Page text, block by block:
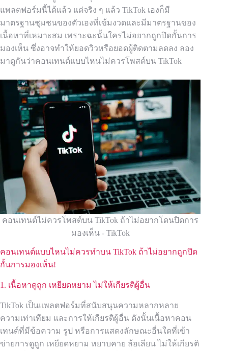
แพลตฟอร์มนี้ได้แล้ว แต่จริง ๆ แล้ว TikTok เองก็มี
มาตรฐานชุมชนของตัวเองที่เข้มงวดและมีมาตรฐานของ
เนื้อหาที่เหมาะสม เพราะฉะนั้นใครไม่อยากถูกปิดกั้นการ
มองเห็น ซึ่งอาจทำให้ยอดวิวหรือยอดผู้ติดตามลดลง ลอง
มาดูกันว่าคอนเทนต์แบบไหนไม่ควรโพสต์บน TikTok
คอนเทนต์ไม่ควรโพสต์บน TikTok ถ้าไม่อยากโดนปิดการ
มองเห็น - TikTok
คอนเทนต์แบบไหนไม่ควรทำบน TikTok ถ้าไม่อยากถูกปิด
กั้นการมองเห็น!
1. เนื้อหาดูถูก เหยียดหยาม ไม่ให้เกียรติผู้อื่น
TikTok เป็นแพลตฟอร์มที่สนับสนุนความหลากหลาย
ความเท่าเทียม และการให้เกียรติผู้อื่น ดังนั้นเนื้อหาคอน
เทนต์ที่มีข้อความ รูป หรือการแสดงลักษณะอื่นใดที่เข้า
ข่ายการดูถูก เหยียดหยาม หยาบคาย ล้อเลียน ไม่ให้เกียรติ